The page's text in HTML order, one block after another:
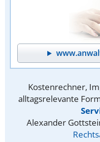
Kostenrechner,
alltagsrelevante
Alexander